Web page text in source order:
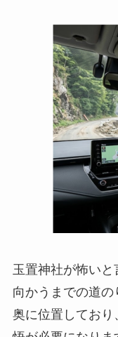
玉置神社が怖い
向かうまでの道
奥に位置してお